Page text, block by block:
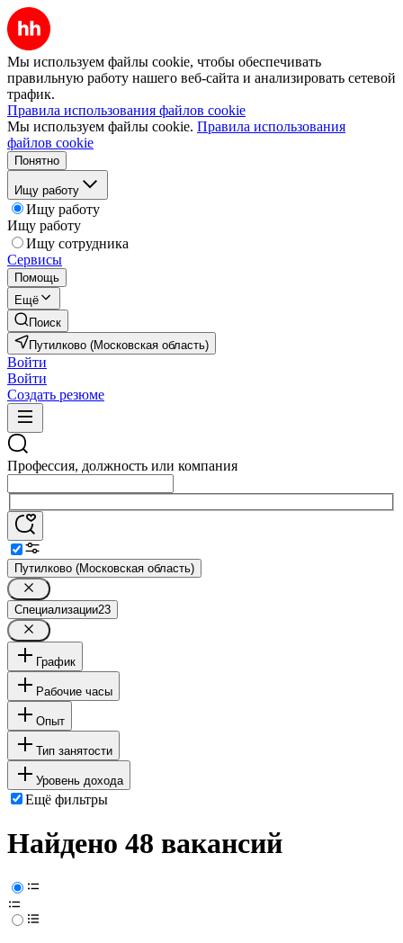
Мы используем файлы cookie, чтобы обеспечивать
правильную работу нашего веб-сайта и анализировать сетевой
трафик.
Правила использования файлов cookie
Мы используем файлы cookie. Правила использования
файлов cookie
Понятно
Ищу работу
Ищу работу
Ищу работу
Ищу сотрудника
Сервисы
Помощь
Ещё
Поиск
Путилково (Московская область)
Войти
Войти
Создать резюме
Профессия, должность или компания
Путилково (Московская область)
Специализации23
График
Рабочие часы
Опыт
Тип занятости
Уровень дохода
Ещё фильтры
Найдено 48 вакансий